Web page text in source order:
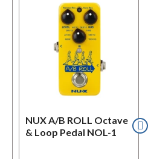
NUX A/B ROLL Octave
& Loop Pedal NOL-1